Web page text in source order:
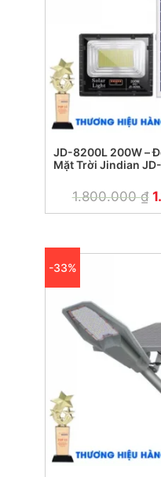
JD-8200L 200W –
Mặt Trời Jindian
1.800.000₫
-33%